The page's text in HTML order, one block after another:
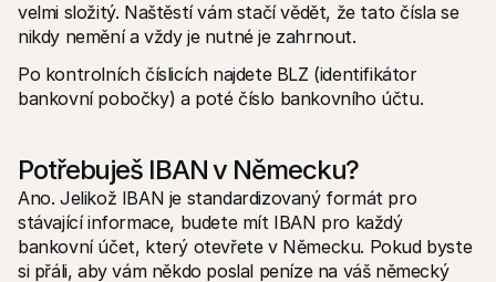
velmi složitý. Naštěstí vám stačí vědět, že tato čísla se
nikdy nemění a vždy je nutné je zahrnout.
Po kontrolních číslicích najdete BLZ (identifikátor
bankovní pobočky) a poté číslo bankovního účtu.
Potřebuješ IBAN v Německu?
Ano. Jelikož IBAN je standardizovaný formát pro
stávající informace, budete mít IBAN pro každý
bankovní účet, který otevřete v Německu. Pokud byste
si přáli, aby vám někdo poslal peníze na váš německý